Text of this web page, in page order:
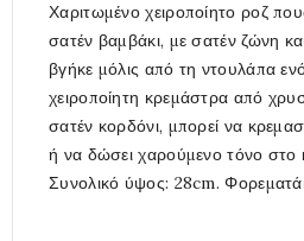
Χαριτωμένο χειροποίητο ροζ
σατέν βαμβάκι, με σατέν ζώνη
βγήκε μόλις από τη ντουλάπα
χειροποίητη κρεμάστρα από
σατέν κορδόνι, μπορεί να
ή να δώσει χαρούμενο τόνο στο
Συνολικό ύψος: 28cm.